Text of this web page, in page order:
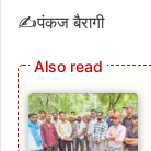
✍️पंकज बैरागी